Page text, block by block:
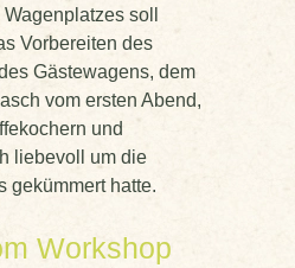
soll
Vorbereiten des
Gästewagens, dem
vom ersten Abend,
und
liebevoll um die
gekümmert hatte.
Workshop